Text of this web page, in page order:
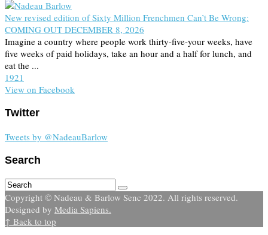
New revised edition of Sixty Million Frenchmen Can’t Be Wrong:
COMING OUT DECEMBER 8, 2026
Imagine a country where people work thirty-five-your weeks, have
five weeks of paid holidays, take an hour and a half for lunch, and
eat the ...
1921
View on Facebook
Twitter
Tweets by @NadeauBarlow
Search
Copyright © Nadeau & Barlow Senc 2022. All rights reserved.
Designed by Media Sapiens.
↑ Back to top